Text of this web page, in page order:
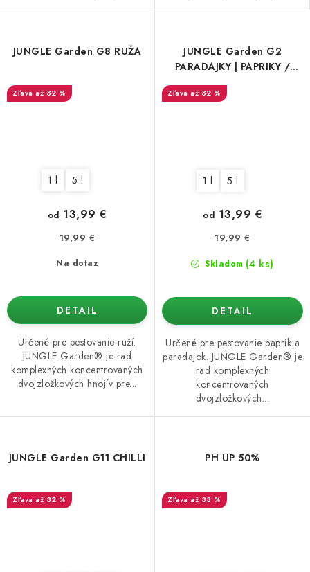
JUNGLE Garden G8 RUŽA
až 32 %
1 l 5 l
Na dotaz
od 13,99 €
19,99 €
DETAIL
Určené pre pestovanie ruží.
JUNGLE Garden® je rad
komplexných koncentrovaných
dvojzložkových hnojív pre...
JUNGLE Garden G2
PARADAJKY | PAPRIKY /
RAST
až 32 %
1 l 5 l
Skladom (4 ks)
od 13,99 €
19,99 €
DETAIL
Určené pre pestovanie paprík a
paradajok. JUNGLE Garden® je
rad komplexných
koncentrovaných
dvojzložkových...
JUNGLE Garden G11 CHILLI
až 32 %
PH UP 50%
až 33 %